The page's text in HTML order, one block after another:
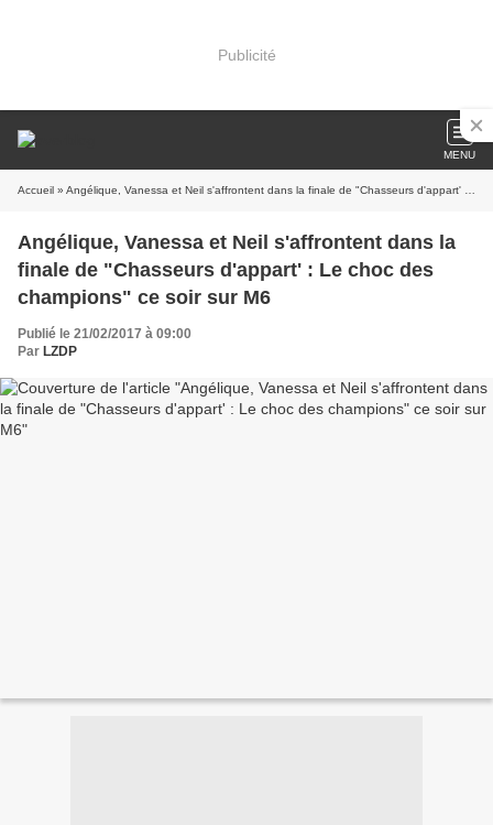
Publicité
MENU
Accueil » Angélique, Vanessa et Neil s'affrontent dans la finale de "Chasseurs d'appart' : Le choc des champions" ce soir sur M6
Angélique, Vanessa et Neil s'affrontent dans la
finale de "Chasseurs d'appart' : Le choc des
champions" ce soir sur M6
Publié le 21/02/2017 à 09:00
Par LZDP